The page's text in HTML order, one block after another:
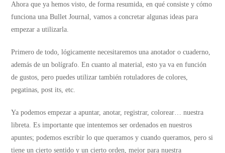
Ahora que ya hemos visto, de forma resumida, en qué consiste y cómo
funciona una Bullet Journal, vamos a concretar algunas ideas para
empezar a utilizarla.
Primero de todo, lógicamente necesitaremos una anotador o cuaderno,
además de un bolígrafo. En cuanto al material, esto ya va en función
de gustos, pero puedes utilizar también rotuladores de colores,
pegatinas, post its, etc.
Ya podemos empezar a apuntar, anotar, registrar, colorear… nuestra
libreta. Es importante que intentemos ser ordenados en nuestros
apuntes; podemos escribir lo que queramos y cuando queramos, pero si
tiene un cierto sentido y un cierto orden, mejor para nuestra